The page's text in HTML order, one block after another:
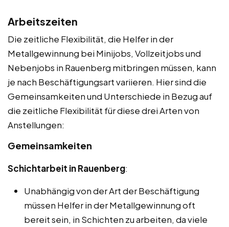
Arbeitszeiten
Die zeitliche Flexibilität, die Helfer in der
Metallgewinnung bei Minijobs, Vollzeitjobs und
Nebenjobs in Rauenberg mitbringen müssen, kann
je nach Beschäftigungsart variieren. Hier sind die
Gemeinsamkeiten und Unterschiede in Bezug auf
die zeitliche Flexibilität für diese drei Arten von
Anstellungen:
Gemeinsamkeiten
Schichtarbeit in Rauenberg:
Unabhängig von der Art der Beschäftigung
müssen Helfer in der Metallgewinnung oft
bereit sein, in Schichten zu arbeiten, da viele